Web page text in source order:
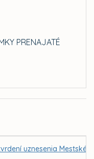
PRENAJATÉ
uznesenia